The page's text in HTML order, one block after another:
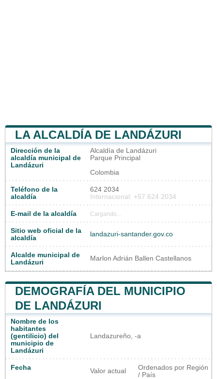
LA ALCALDÍA DE LANDÁZURI
Dirección de la
alcaldía municipal de
Landázuri
Alcaldía de Landázuri
Parque Principal
Colombia
Teléfono de la
alcaldía
624 2034
Internacional: +57 624 2034
E-mail de la alcaldía Cargando...
Sitio web oficial de la
alcaldía
landazuri-santander.gov.co
Alcalde municipal de
Landázuri
Marlon Adrián Ballen Castellanos
DEMOGRAFÍA DEL MUNICIPIO
DE LANDÁZURI
Nombre de los
habitantes
(gentilicio) del
municipio de
Landázuri
Landazureño, -a
Fecha Valor actual
Ordenados por Región
/ País